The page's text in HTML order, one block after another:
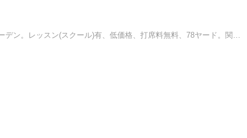
神奈川県川崎市中原区下小田中にあるゴルフ練習場、中原ゴルフガーデン。レッスン(スクール)有、低価格、打席料無料、78ヤード。関東近郊のゴルフ場クーポン(割引)情